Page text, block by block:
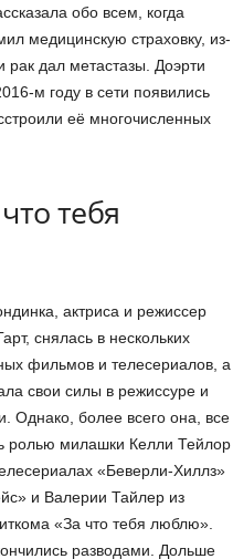
обо всем, когда
медицинскую страховку, из-
дал метастазы. Доэрти
м году в сети появились
её многочисленных
тебя
актриса и режиссер
снялась в нескольких
фильмов и телесериалов, а
свои силы в режиссуре и
Однако, более всего она, все
ролью милашки Келли Тейлор
«Беверли-Хиллз»
и Валерии Тайлер из
«За что тебя люблю».
разводами. Дольше